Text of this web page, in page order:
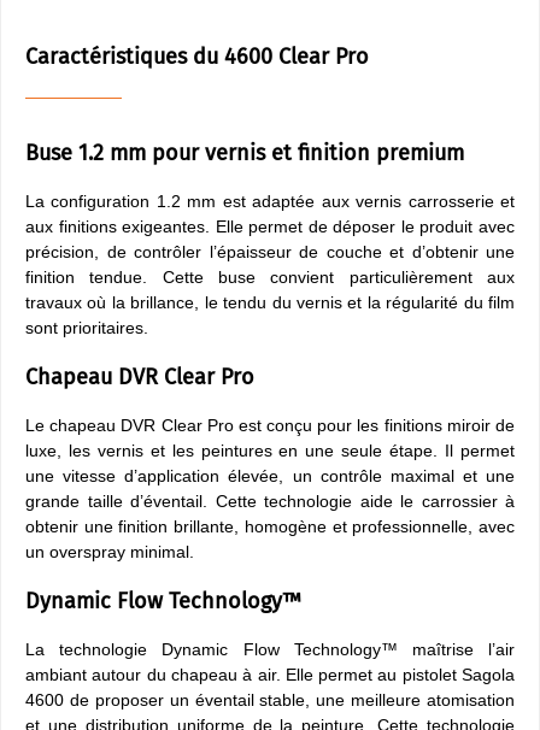
Caractéristiques du 4600 Clear Pro
Buse 1.2 mm pour vernis et finition premium
La configuration 1.2 mm est adaptée aux vernis carrosserie et
aux finitions exigeantes. Elle permet de déposer le produit avec
précision, de contrôler l’épaisseur de couche et d’obtenir une
finition tendue. Cette buse convient particulièrement aux
travaux où la brillance, le tendu du vernis et la régularité du film
sont prioritaires.
Chapeau DVR Clear Pro
Le chapeau DVR Clear Pro est conçu pour les finitions miroir de
luxe, les vernis et les peintures en une seule étape. Il permet
une vitesse d’application élevée, un contrôle maximal et une
grande taille d’éventail. Cette technologie aide le carrossier à
obtenir une finition brillante, homogène et professionnelle, avec
un overspray minimal.
Dynamic Flow Technology™
La technologie Dynamic Flow Technology™ maîtrise l’air
ambiant autour du chapeau à air. Elle permet au pistolet Sagola
4600 de proposer un éventail stable, une meilleure atomisation
et une distribution uniforme de la peinture. Cette technologie